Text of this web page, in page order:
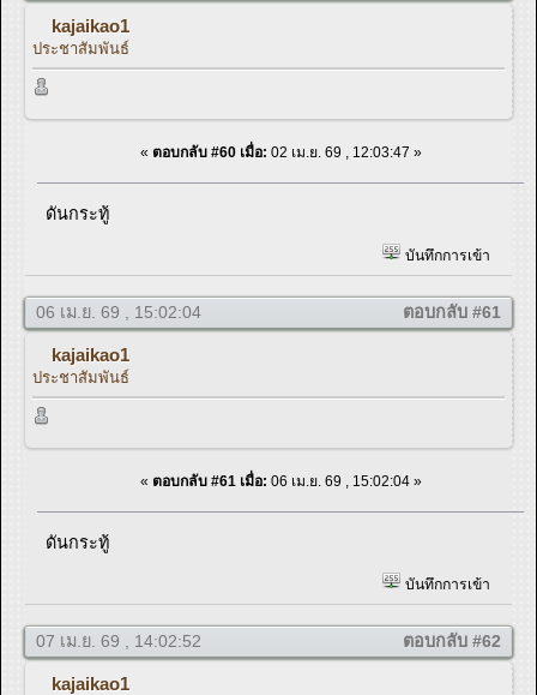
kajaikao1
ประชาสัมพันธ์
« ตอบกลับ #60 เมื่อ: 02 เม.ย. 69 , 12:03:47 »
ดันกระทู้
บันทึกการเข้า
06 เม.ย. 69 , 15:02:04 ตอบกลับ #61
kajaikao1
ประชาสัมพันธ์
« ตอบกลับ #61 เมื่อ: 06 เม.ย. 69 , 15:02:04 »
ดันกระทู้
บันทึกการเข้า
07 เม.ย. 69 , 14:02:52 ตอบกลับ #62
kajaikao1